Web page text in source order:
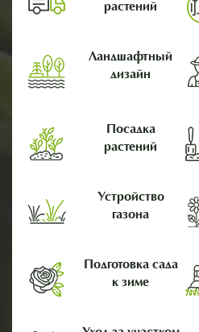
растений
Ландшафтный
дизайн
Посадка
растений
Устройство
газона
Подготовка сада
к зиме